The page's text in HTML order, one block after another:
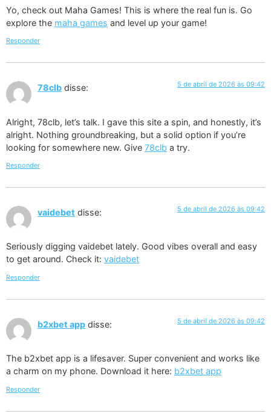
Yo, check out Maha Games! This is where the real fun is. Go
explore the maha games and level up your game!
Responder
78clb disse: 5 de abril de 2026 às 09:42
Alright, 78clb, let’s talk. I gave this site a spin, and honestly, it’s
alright. Nothing groundbreaking, but a solid option if you’re
looking for somewhere new. Give 78clb a try.
Responder
vaidebet disse: 5 de abril de 2026 às 09:42
Seriously digging vaidebet lately. Good vibes overall and easy
to get around. Check it: vaidebet
Responder
b2xbet app disse: 5 de abril de 2026 às 09:42
The b2xbet app is a lifesaver. Super convenient and works like
a charm on my phone. Download it here: b2xbet app
Responder